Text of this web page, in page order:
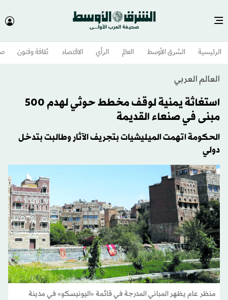
الرئيسية الشرق الأوسط​ العالم الرأي الاقتصاد ثقافة وفنون
العالم العربي
استغاثة يمنية لوقف مخطط حوثي لهدم 500
مبنى في صنعاء القديمة
الحكومة اتهمت الميليشيات بتجريف الآثار وطالبت بتدخل
دولي
منظر عام يظهر المباني المدرجة في قائمة «اليونيسكو» في مدينة